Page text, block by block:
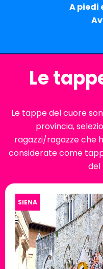
A piedi
Le
Le tappe del cuore
provincia,
ragazzi/ragazze che
considerate come
del
SIENA